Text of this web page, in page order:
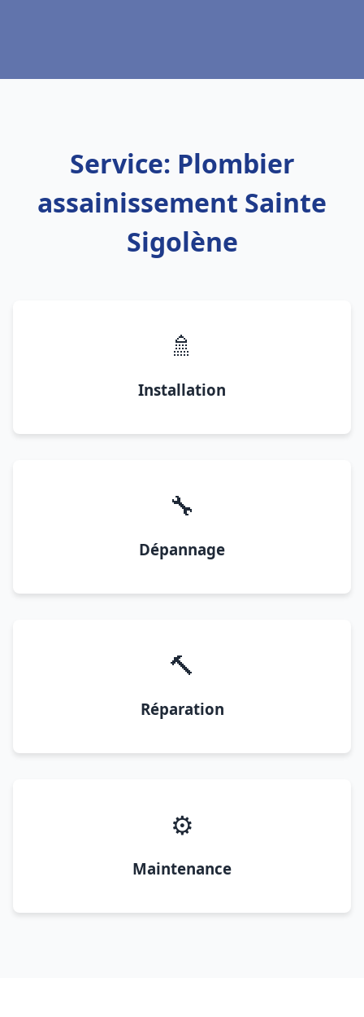
Service: Plombier
assainissement Sainte
Sigolène
🚿
Installation
🔧
Dépannage
🔨
Réparation
⚙️
Maintenance